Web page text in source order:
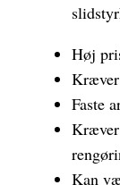
Høj
Faste
Kan